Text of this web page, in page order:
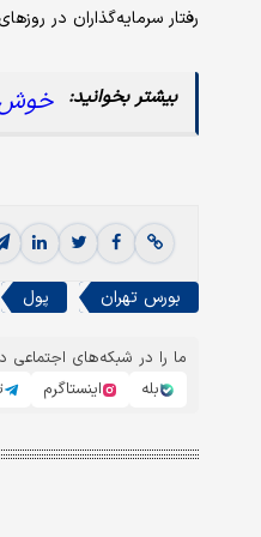
رفتار سرمایه‌گذاران در
بورس تهران پول
ما را در شبکه‌های اجتماعی
بله
اینستاگرم